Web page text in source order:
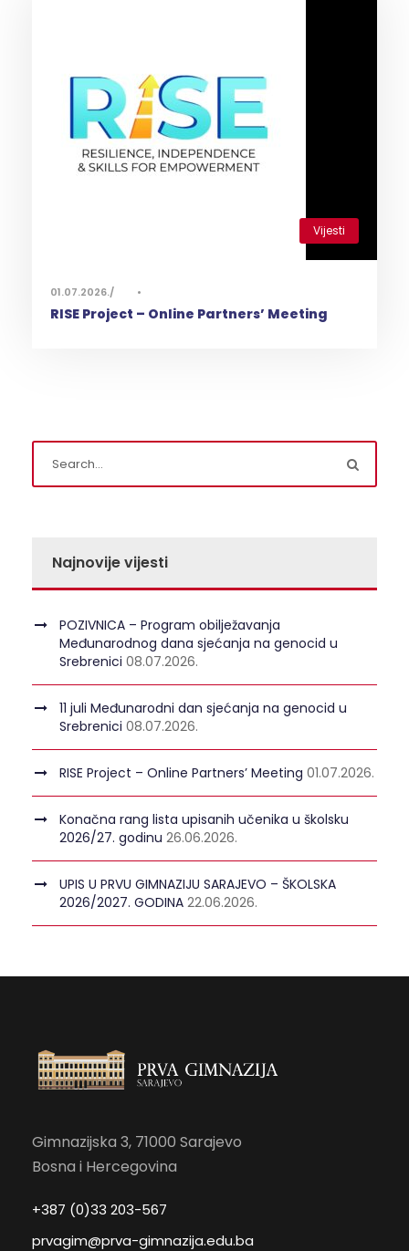
Vijesti
01.07.2026. •
RISE Project – Online Partners’ Meeting
Najnovije vijesti
POZIVNICA – Program obilježavanja
Međunarodnog dana sjećanja na genocid u
Srebrenici 08.07.2026.
11 juli Međunarodni dan sjećanja na genocid u
Srebrenici 08.07.2026.
RISE Project – Online Partners’ Meeting 01.07.2026.
Konačna rang lista upisanih učenika u školsku
2026/27. godinu 26.06.2026.
UPIS U PRVU GIMNAZIJU SARAJEVO – ŠKOLSKA
2026/2027. GODINA 22.06.2026.
Gimnazijska 3, 71000 Sarajevo
Bosna i Hercegovina
+387 (0)33 203-567
prvagim@prva-gimnazija.edu.ba